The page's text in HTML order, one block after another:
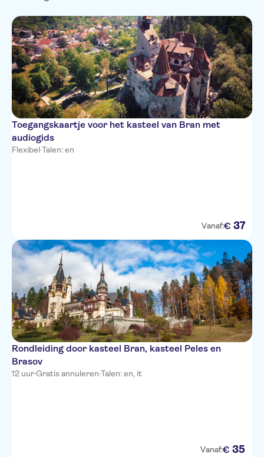
Subject expert guide
Tour met audiogids
Entree inbegrepen
Toegangskaartje voor het kasteel van Bran met
audiogids
Flexibel·Talen: en
Vanaf:€ 37
Rondleiding door kasteel Bran, kasteel Peles en
Brasov
12 uur·Gratis annuleren·Talen: en, it
Vanaf:€ 35